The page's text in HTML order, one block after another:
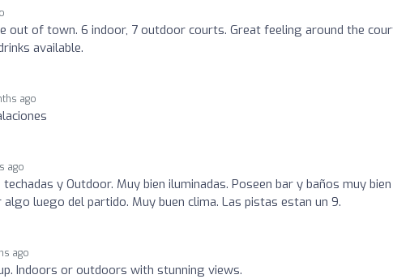
out of town. 6 indoor, 7 outdoor courts. Great feeling around the
available.
ago
ago
y Outdoor. Muy bien iluminadas. Poseen bar y baños muy bien
luego del partido. Muy buen clima. Las pistas estan un 9.
ago
Indoors or outdoors with stunning views.